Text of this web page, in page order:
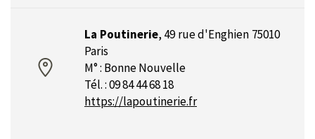
La Poutinerie, 49 rue d'Enghien 75010
Paris
M° : Bonne Nouvelle
Tél. : 09 84 44 68 18
https://lapoutinerie.fr